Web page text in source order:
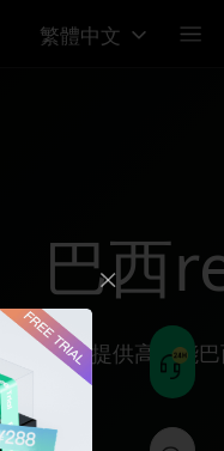
繁體中文
巴西
为您提供高性能